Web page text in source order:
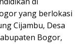
yang berlokasi
Cijambu, Desa
Bogor,